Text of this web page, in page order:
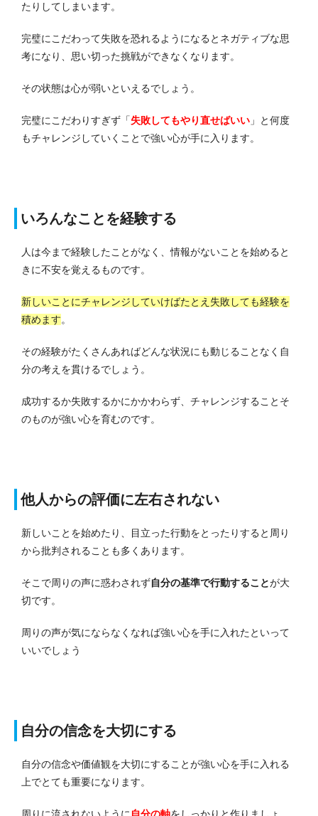
たりしてしまいます。
完璧にこだわって失敗を恐れるようになるとネガティブな思
考になり、思い切った挑戦ができなくなります。
その状態は心が弱いといえるでしょう。
完璧にこだわりすぎず「失敗してもやり直せばいい 」と何度
もチャレンジしていくことで強い心が手に入ります。
いろんなことを経験する
人は今まで経験したことがなく、情報がないことを始めると
きに不安を覚えるものです。
新しいことにチャレンジしていけばたとえ失敗しても経験を
積めます。
その経験がたくさんあればどんな状況にも動じることなく自
分の考えを貫けるでしょう。
成功するか失敗するかにかかわらず、チャレンジすることそ
のものが強い心を育むのです。
他人からの評価に左右されない
新しいことを始めたり、目立った行動をとったりすると周り
から批判されることも多くあります。
そこで周りの声に惑わされず自分の基準で行動することが大
切です。
周りの声が気にならなくなれば強い心を手に入れたといって
いいでしょう
自分の信念を大切にする
自分の信念や価値観を大切にすることが強い心を手に入れる
上でとても重要になります。